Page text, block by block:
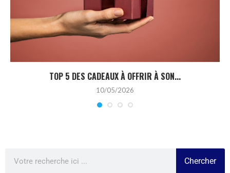
TOP 5 DES CADEAUX À OFFRIR À SON...
10/05/2026
Chercher